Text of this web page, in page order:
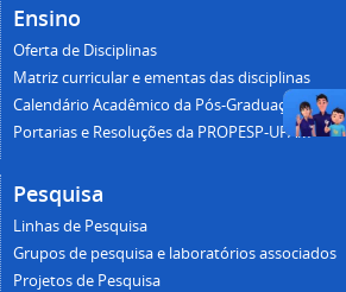
Ensino
Oferta de Disciplinas
Matriz curricular e ementas das disciplinas
Calendário Acadêmico da Pós-Graduação UFAM
Portarias e Resoluções da PROPESP-UFAM
Pesquisa
Linhas de Pesquisa
Grupos de pesquisa e laboratórios associados
Projetos de Pesquisa